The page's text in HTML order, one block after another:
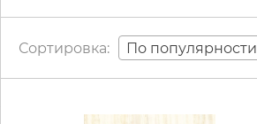
По популярности